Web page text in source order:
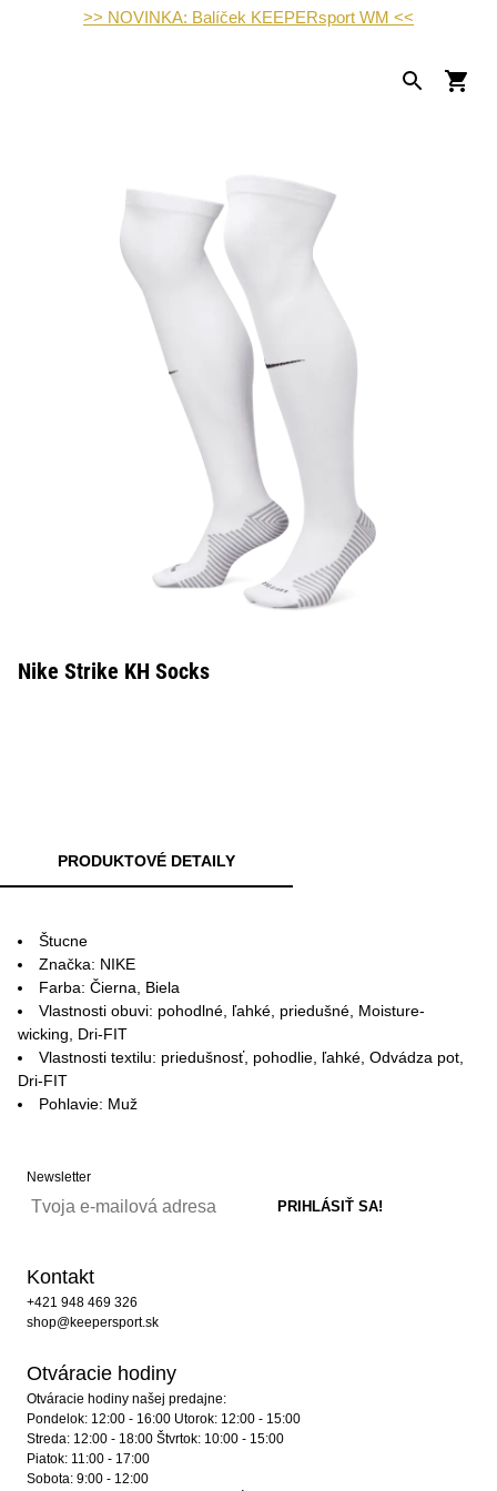
>> NOVINKA: Balíček KEEPERsport WM <<
Nike Strike KH Socks
PRODUKTOVÉ DETAILY
Štucne
Značka: NIKE
Farba: Čierna, Biela
Vlastnosti obuvi: pohodlné, ľahké, priedušné, Moisture-
wicking, Dri-FIT
Vlastnosti textilu: priedušnosť, pohodlie, ľahké, Odvádza pot,
Dri-FIT
Pohlavie: Muž
Newsletter
Kontakt
+421 948 469 326
shop@keepersport.sk
Otváracie hodiny
Otváracie hodiny našej predajne:
Pondelok: 12:00 - 16:00 Utorok: 12:00 - 15:00
Streda: 12:00 - 18:00 Štvrtok: 10:00 - 15:00
Piatok: 11:00 - 17:00
Sobota: 9:00 - 12:00